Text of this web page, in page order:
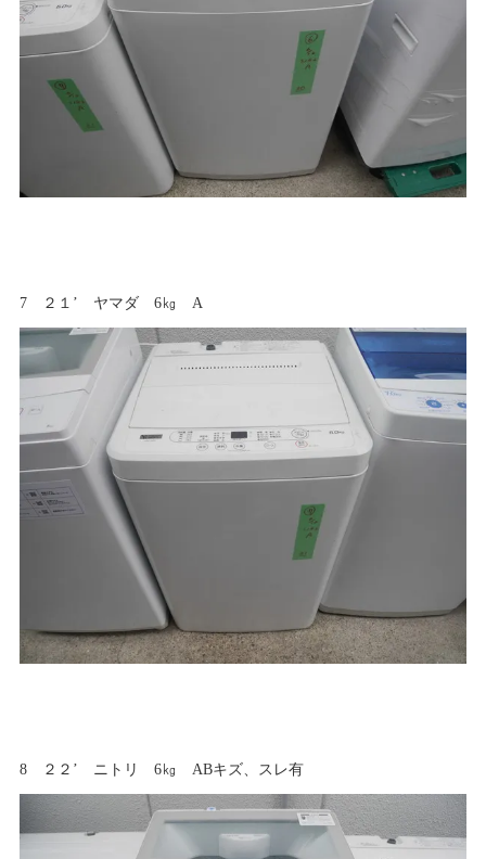
7 ２１’ ヤマダ 6㎏ A
8 ２２’ ニトリ 6㎏ ABキズ、スレ有